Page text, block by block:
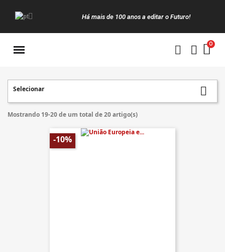
Há mais de 100 anos a editar o Futuro!
Selecionar 
Mostrando 19-20 de um total de 20 artigo(s)
-10%